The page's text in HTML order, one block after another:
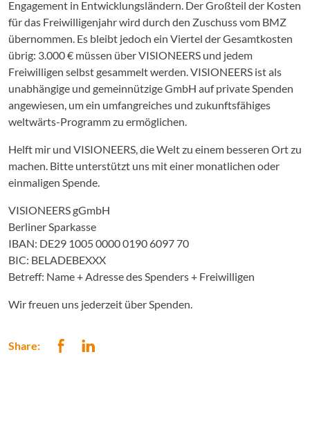
Engagement in Entwicklungsländern. Der Großteil der Kosten
für das Freiwilligenjahr wird durch den Zuschuss vom BMZ
übernommen. Es bleibt jedoch ein Viertel der Gesamtkosten
übrig: 3.000 € müssen über VISIONEERS und jedem
Freiwilligen selbst gesammelt werden. VISIONEERS ist als
unabhängige und gemeinnützige GmbH auf private Spenden
angewiesen, um ein umfangreiches und zukunftsfähiges
weltwärts-Programm zu ermöglichen.
Helft mir und VISIONEERS, die Welt zu einem besseren Ort zu
machen. Bitte unterstützt uns mit einer monatlichen oder
einmaligen Spende.
VISIONEERS gGmbH
Berliner Sparkasse
IBAN: DE29 1005 0000 0190 6097 70
BIC: BELADEBEXXX
Betreff: Name + Adresse des Spenders + Freiwilligen
Wir freuen uns jederzeit über Spenden.
Share: